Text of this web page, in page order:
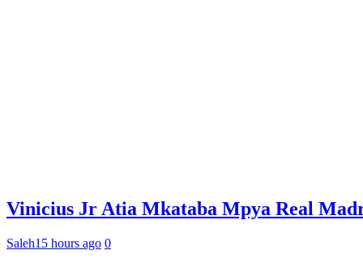
Vinicius Jr Atia Mkataba Mpya Real
Saleh15 hours ago 0